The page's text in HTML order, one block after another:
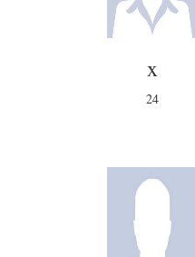
x
24